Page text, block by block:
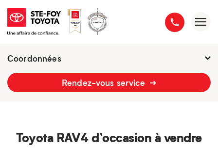
Coordonnées
7h - 21h
Rendez-vous service
Toyota RAV4 d’occasion à vendre